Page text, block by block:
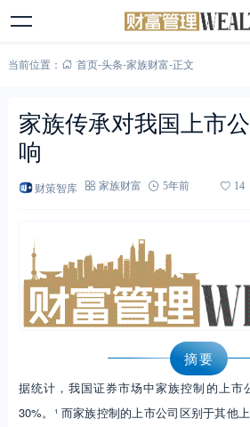
当前位置： 首页-头条-家族财富-正文
家族传承对我国上市
响
财策智库 家族财富 5年前 14
摘要
据统计，我国证券市场中家族控制的上市
30%。¹ 而家族控制的上市公司区别于其他